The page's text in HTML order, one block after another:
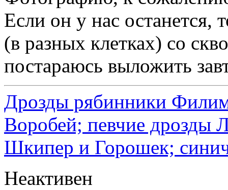
Если он у нас останется,
(в разных клетках) со
постараюсь выложить
Дрозды рябинники
Воробей; певчие дрозды
Шкипер и Горошек;
Неактивен